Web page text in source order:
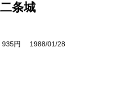
条城
円 1988/01/28